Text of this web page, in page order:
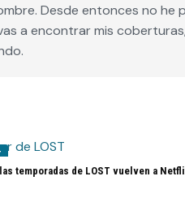
Desde entonces no he
a encontrar mis
temporadas de LOST vuelven a